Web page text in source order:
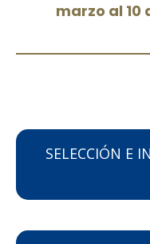
marzo al 10
SELECCIÓN E